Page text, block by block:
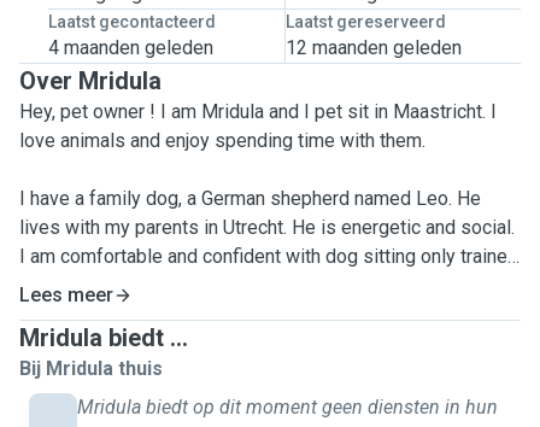
Laatst gecontacteerd
4 maanden geleden
Laatst gereserveerd
12 maanden geleden
Over Mridula
Hey, pet owner ! I am Mridula and I pet sit in Maastricht. I
love animals and enjoy spending time with them.
I have a family dog, a German shepherd named Leo. He
lives with my parents in Utrecht. He is energetic and social.
I am comfortable and confident with dog sitting only trained
young/adult/senior dogs of medium to large size. I can dog
sit at the owners place. The services I offer are walking the
dog(s), cooking and feeding, cleaning litter and playing with
the dog(s). I shall dog sit only vaccinated dogs for medical
reasons.
Lees meer
Mridula biedt ...
Bij Mridula thuis
Mridula biedt op dit moment geen diensten in hun